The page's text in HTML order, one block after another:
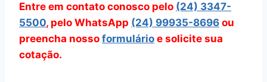
Entre em contato conosco pelo (24) 3347-
5500, pelo WhatsApp (24) 99935-8696 ou
preencha nosso formulário e solicite sua
cotação.